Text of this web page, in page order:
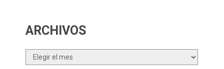
ARCHIVOS
Archivos